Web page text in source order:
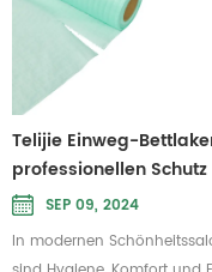
Telijie Einweg-
professionellen
SEP 09, 2024
In modernen